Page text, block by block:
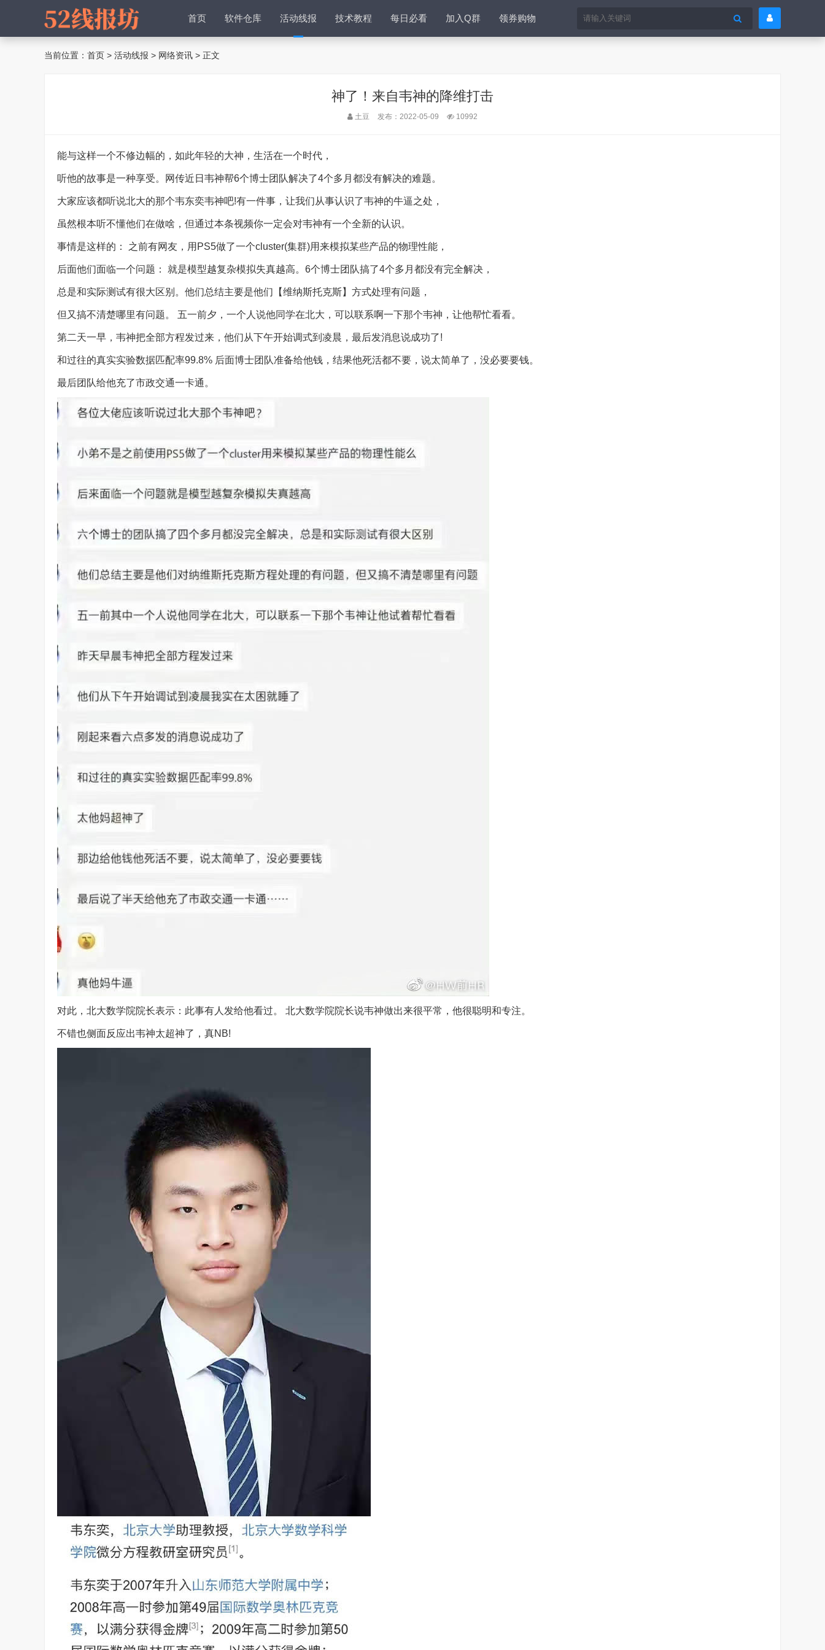
首页 软件仓库 活动线报 技术教程 每日必看 加入Q群 领券购物
当前位置： 首页 > 活动线报 > 网络资讯 > 正文
神了！来自韦神的降维打击
土豆 发布：2022-05-09 10992
能与这样一个不修边幅的，如此年轻的大神，生活在一个时代，
听他的故事是一种享受。网传近日韦神帮6个博士团队解决了4个多月都没有解决的难题。
大家应该都听说北大的那个韦东奕韦神吧!有一件事，让我们从事认识了韦神的牛逼之处，
虽然根本听不懂他们在做啥，但通过本条视频你一定会对韦神有一个全新的认识。
事情是这样的： 之前有网友，用PS5做了一个cluster(集群)用来模拟某些产品的物理性能，
后面他们面临一个问题： 就是模型越复杂模拟失真越高。6个博士团队搞了4个多月都没有完全解决，
总是和实际测试有很大区别。他们总结主要是他们【维纳斯托克斯】方式处理有问题，
但又搞不清楚哪里有问题。 五一前夕，一个人说他同学在北大，可以联系啊一下那个韦神，让他帮忙看看。
第二天一早，韦神把全部方程发过来，他们从下午开始调式到凌晨，最后发消息说成功了!
和过往的真实实验数据匹配率99.8% 后面博士团队准备给他钱，结果他死活都不要，说太简单了，没必要要钱。
最后团队给他充了市政交通一卡通。
对此，北大数学院院长表示：此事有人发给他看过。 北大数学院院长说韦神做出来很平常，他很聪明和专注。
不错也侧面反应出韦神太超神了，真NB!